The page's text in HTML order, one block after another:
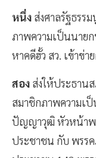
หนึ่ง ส่งศาลรัฐธรร
ภาพความเป็นนาย
หาคดีฮั้ว สว. เข้าข่า
สอง ส่งให้ประธาน
สมาชิกภาพความเ
ปัญญาวุฒิ หัวหน้าพ
ประชาชน กับ พรร